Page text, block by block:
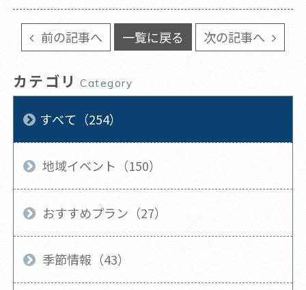
前の記事へ 一覧に戻る 次の記事へ
カテゴリ Category
すべて（254）
地域イベント（150）
おすすめプラン（27）
季節情報（43）